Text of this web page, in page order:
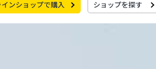
ンショップで購入 ショップを探す